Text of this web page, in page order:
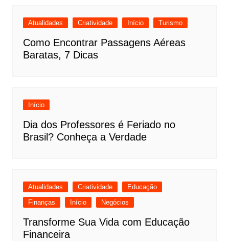
Atualidades Criatividade Início Turismo
Como Encontrar Passagens Aéreas
Baratas, 7 Dicas
Início
Dia dos Professores é Feriado no
Brasil? Conheça a Verdade
Atualidades Criatividade
Educação
Finanças
Início Negócios
Transforme Sua Vida com Educação
Financeira